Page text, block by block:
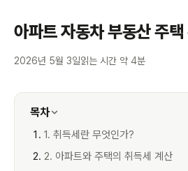
아파트 자동차 부동산 주택
2026년 5월 3일읽는 시간 약 4분
목차
1. 취득세란 무엇인가?
2. 아파트와 주택의 취득세 계산